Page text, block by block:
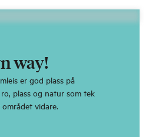
way!
er god plass på
plass og natur som tek
vidare.